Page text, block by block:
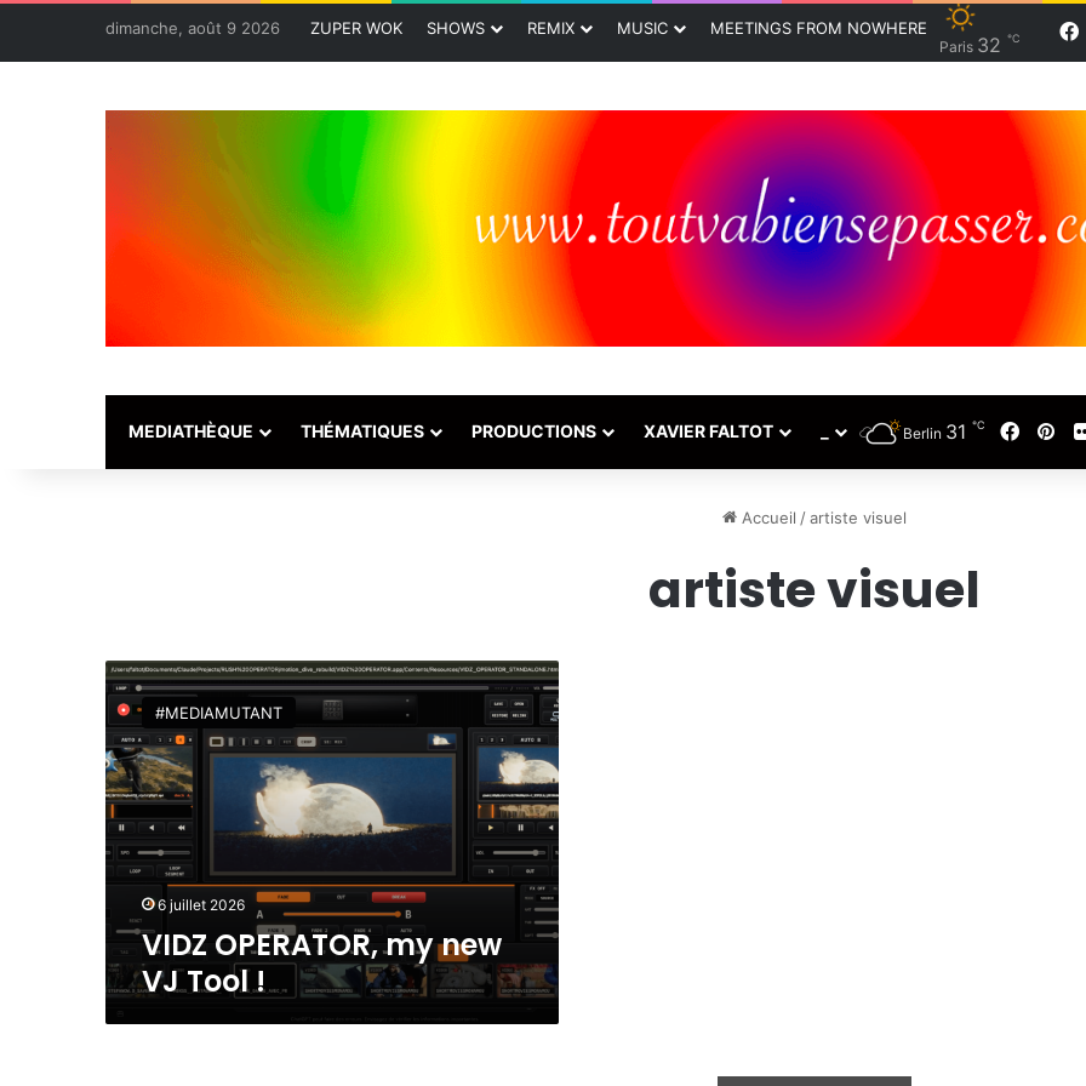
dimanche, août 9 2026 ZUPER WOK SHOWS REMIX MUSIC MEETINGS FROM NOWHERE
Paris 32 ℃
MEDIATHÈQUE THÉMATIQUES PRODUCTIONS XAVIER FALTOT Berlin 31 ℃
Accueil /artiste visuel
artiste visuel
V
I
D
Z
O
P
E
R
O
,
m
y
#MEDIAMUTANT
6 juillet 2026
VIDZ OPERATOR, my new
VJ Tool !